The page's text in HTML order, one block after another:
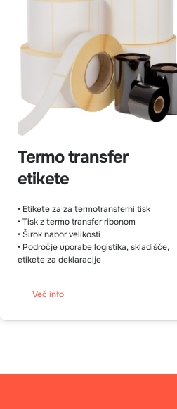
Termo transfer
etikete
• Etikete za za termotransferni tisk
• Tisk z termo transfer ribonom
• Širok nabor velikosti
• Področje uporabe logistika, skladišče,
etikete za deklaracije
Več info